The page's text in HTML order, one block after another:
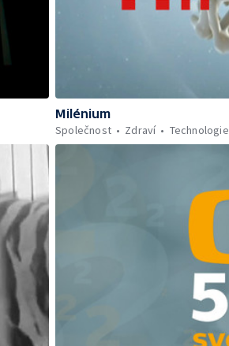
Milénium
Společnost
Zdraví Technologie